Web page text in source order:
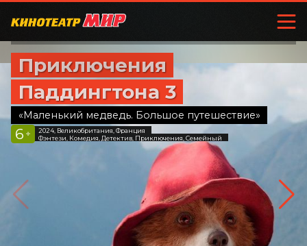
Приключения
Паддингтона 3
«Маленький медведь. Большое путешествие»
6 +
2024, Великобритания, Франция
Фэнтези, Комедия, Детектив, Приключения, Семейный